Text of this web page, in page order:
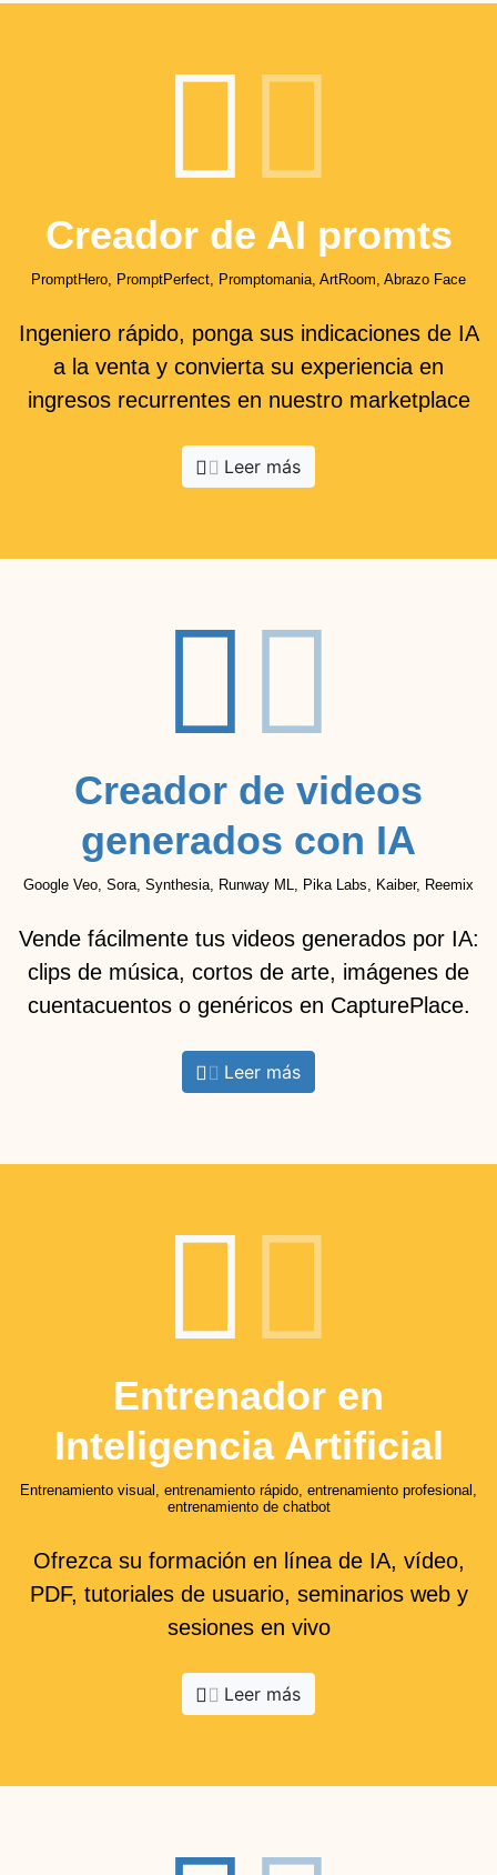
Creador de AI promts
PromptHero, PromptPerfect, Promptomania, ArtRoom, Abrazo Face
Ingeniero rápido, ponga sus indicaciones de IA
a la venta y convierta su experiencia en
ingresos recurrentes en nuestro marketplace
Leer más
Creador de videos
generados con IA
Google Veo, Sora, Synthesia, Runway ML, Pika Labs, Kaiber, Reemix
Vende fácilmente tus videos generados por IA:
clips de música, cortos de arte, imágenes de
cuentacuentos o genéricos en CapturePlace.
Leer más
Entrenador en
Inteligencia Artificial
Entrenamiento visual, entrenamiento rápido, entrenamiento profesional,
entrenamiento de chatbot
Ofrezca su formación en línea de IA, vídeo,
PDF, tutoriales de usuario, seminarios web y
sesiones en vivo
Leer más